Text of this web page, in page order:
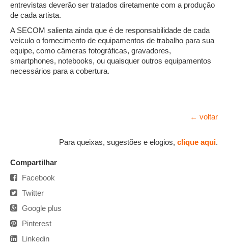
entrevistas deverão ser tratados diretamente com a produção
de cada artista.
A SECOM salienta ainda que é de responsabilidade de cada
veículo o fornecimento de equipamentos de trabalho para sua
equipe, como câmeras fotográficas, gravadores,
smartphones, notebooks, ou quaisquer outros equipamentos
necessários para a cobertura.
← voltar
Para queixas, sugestões e elogios, clique aqui.
Compartilhar
Facebook
Twitter
Google plus
Pinterest
Linkedin